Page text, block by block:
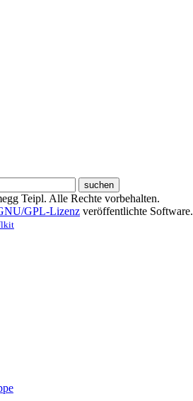
suchen
Teipl. Alle Rechte vorbehalten.
GPL-Lizenz veröffentlichte Software.